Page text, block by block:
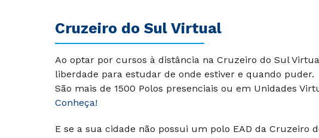
Cruzeiro do Sul Virtual
Ao optar por cursos à distância na Cruzeiro do Sul
liberdade para estudar de onde estiver e quando puder.
São mais de 1500 Polos presenciais ou em Unidades
Conheça!
E se a sua cidade não possui um polo EAD da Cruzeiro